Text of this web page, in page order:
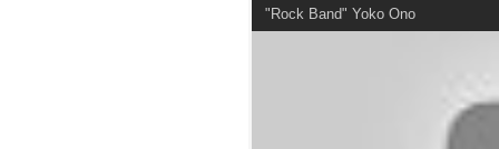
"Rock Band" Yoko Ono